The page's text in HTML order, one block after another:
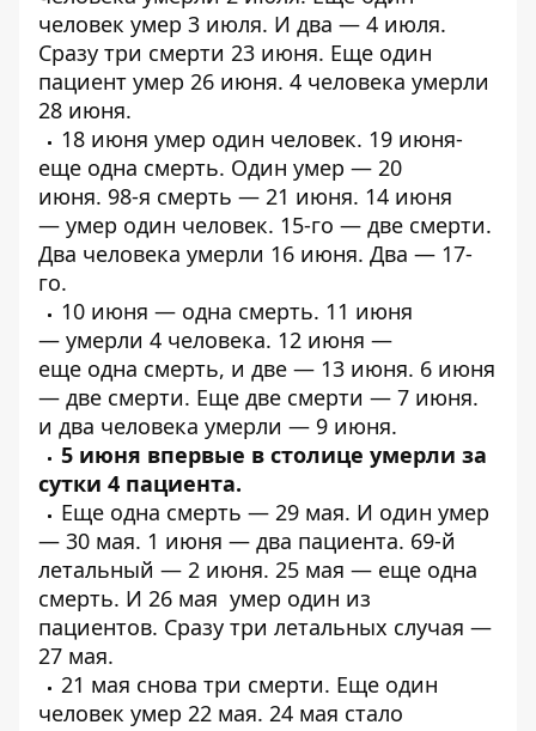
человек умер 3 июля. И два — 4 июля.
Сразу три смерти 23 июня. Еще один
пациент умер 26 июня. 4 человека умерли
28 июня.
18 июня умер один человек. 19 июня-
еще одна смерть. Один умер — 20
июня. 98-я смерть — 21 июня. 14 июня
— умер один человек. 15-го — две смерти.
Два человека умерли 16 июня. Два — 17-
го.
10 июня — одна смерть. 11 июня
— умерли 4 человека. 12 июня —
еще одна смерть, и две — 13 июня. 6 июня
— две смерти. Еще две смерти — 7 июня.
и два человека умерли — 9 июня.
5 июня впервые в столице умерли за
сутки 4 пациента.
Еще одна смерть — 29 мая. И один умер
— 30 мая. 1 июня — два пациента. 69-й
летальный — 2 июня. 25 мая — еще одна
смерть. И 26 мая умер один из
пациентов. Сразу три летальных случая —
27 мая.
21 мая снова три смерти. Еще один
человек умер 22 мая. 24 мая стало